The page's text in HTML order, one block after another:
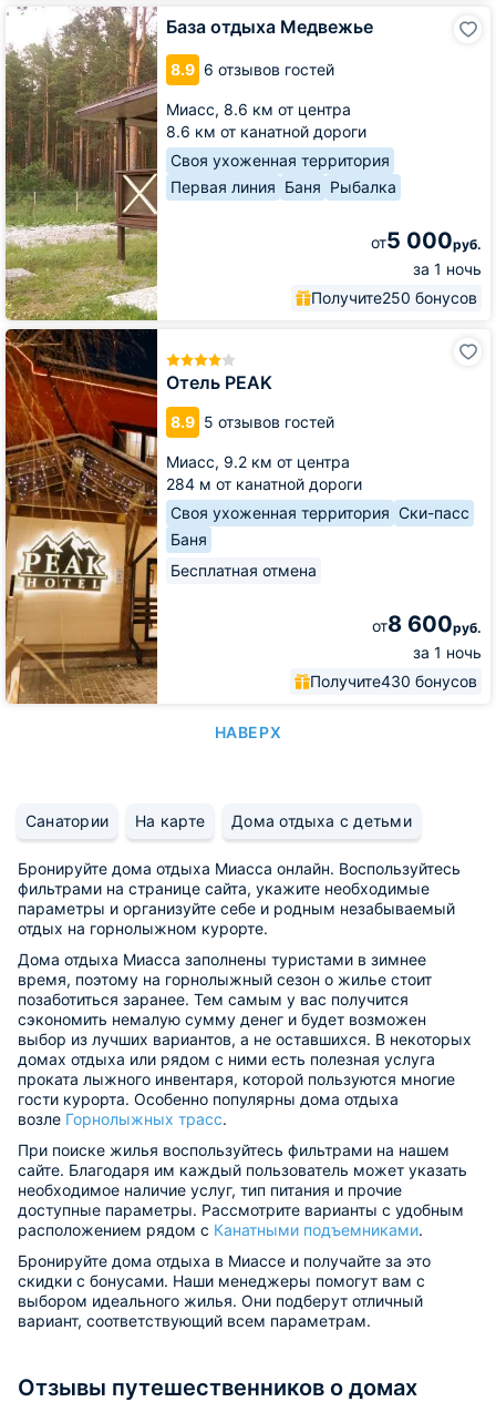
База отдыха Медвежье
8.9 6 отзывов гостей
Миасс, 8.6 км от центра
8.6 км от канатной дороги
Своя ухоженная территория
Первая линия Баня Рыбалка
от5 000руб.
за 1 ночь
Получите250 бонусов
База
отдыха
Медвежье
Отель PEAK
8.9 5 отзывов гостей
Миасс, 9.2 км от центра
284 м от канатной дороги
Своя ухоженная территория Ски-пасс
Баня
Бесплатная отмена
от8 600руб.
за 1 ночь
Получите430 бонусов
Отель
PEAK
НАВЕРХ
Санатории На карте Дома отдыха с детьми
Бронируйте дома отдыха Миасса онлайн. Воспользуйтесь
фильтрами на странице сайта, укажите необходимые
параметры и организуйте себе и родным незабываемый
отдых на горнолыжном курорте.
Дома отдыха Миасса заполнены туристами в зимнее
время, поэтому на горнолыжный сезон о жилье стоит
позаботиться заранее. Тем самым у вас получится
сэкономить немалую сумму денег и будет возможен
выбор из лучших вариантов, а не оставшихся. В некоторых
домах отдыха или рядом с ними есть полезная услуга
проката лыжного инвентаря, которой пользуются многие
гости курорта. Особенно популярны дома отдыха
возле Горнолыжных трасс.
При поиске жилья воспользуйтесь фильтрами на нашем
сайте. Благодаря им каждый пользователь может указать
необходимое наличие услуг, тип питания и прочие
доступные параметры. Рассмотрите варианты с удобным
расположением рядом с Канатными подъемниками.
Бронируйте дома отдыха в Миассе и получайте за это
скидки с бонусами. Наши менеджеры помогут вам с
выбором идеального жилья. Они подберут отличный
вариант, соответствующий всем параметрам.
Отзывы путешественников о домах